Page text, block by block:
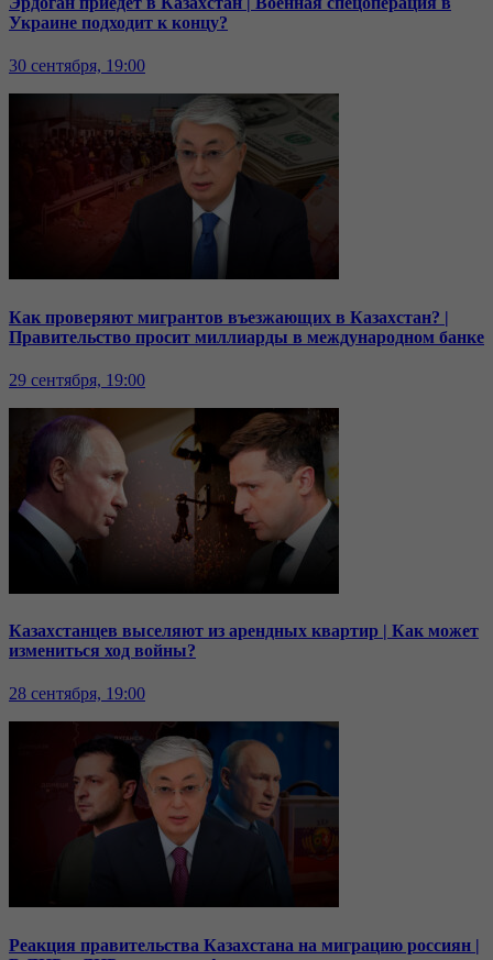
Украине подходит к концу?
30 сентября, 19:00
Как проверяют мигрантов въезжающих в Казахстан? |
Правительство просит миллиарды в международном банке
29 сентября, 19:00
Казахстанцев выселяют из арендных квартир | Как может
измениться ход войны?
28 сентября, 19:00
Реакция правительства Казахстана на миграцию россиян |